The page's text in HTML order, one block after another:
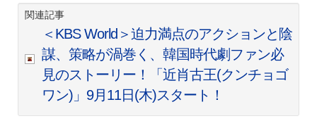
関連記事
＜KBS World＞迫力満点のアクションと陰
謀、策略が渦巻く、韓国時代劇ファン必
見のストーリー！「近肖古王(クンチョゴ
ワン)」9月11日(木)スタート！